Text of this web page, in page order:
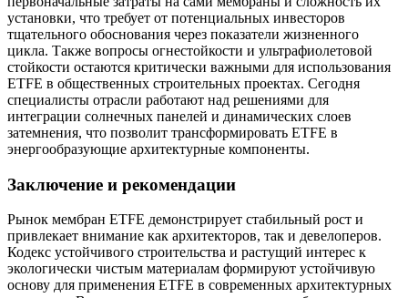
установки, что требует от потенциальных инвесторов
тщательного обоснования через показатели жизненного
цикла. Также вопросы огнестойкости и ультрафиолетовой
стойкости остаются критически важными для использования
ETFE в общественных строительных проектах. Сегодня
специалисты отрасли работают над решениями для
интеграции солнечных панелей и динамических слоев
затемнения, что позволит трансформировать ETFE в
энергообразующие архитектурные компоненты.
Заключение и рекомендации
Рынок мембран ETFE демонстрирует стабильный рост и
привлекает внимание как архитекторов, так и девелоперов.
Кодекс устойчивого строительства и растущий интерес к
экологически чистым материалам формируют устойчивую
основу для применения ETFE в современных архитектурных